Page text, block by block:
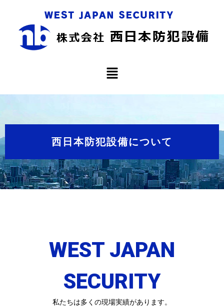
西日本防犯設備について
WEST JAPAN
SECURITY
私たちは多くの現場実績があります。